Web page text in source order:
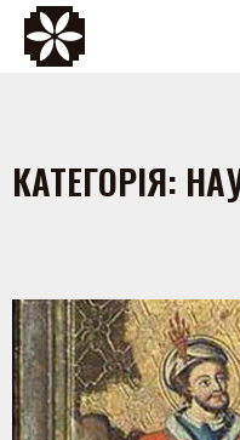
КАТЕГОРІЯ: